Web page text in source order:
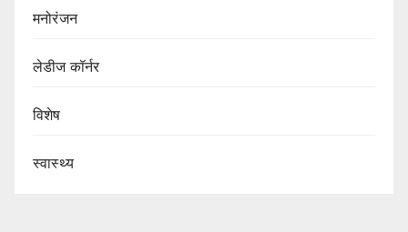
मनोरंजन
लेडीज कॉर्नर
विशेष
स्वास्थ्य